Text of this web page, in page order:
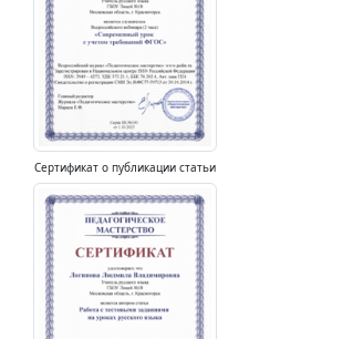
Сертификат о публикации статьи